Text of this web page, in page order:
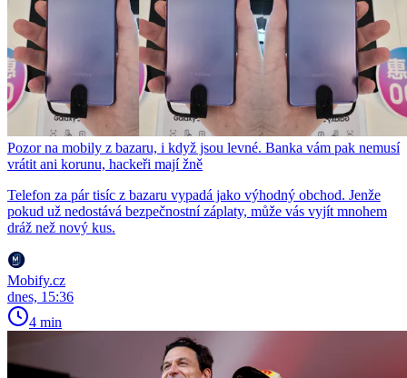
Pozor na mobily z bazaru, i když jsou levné. Banka vám pak nemusí
vrátit ani korunu, hackeři mají žně
Telefon za pár tisíc z bazaru vypadá jako výhodný obchod. Jenže
pokud už nedostává bezpečnostní záplaty, může vás vyjít mnohem
dráž než nový kus.
Mobify.cz
dnes, 15:36
4 min